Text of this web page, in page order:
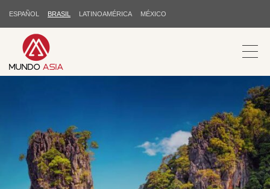
ESPAÑOL BRASIL LATINOAMÉRICA MÉXICO